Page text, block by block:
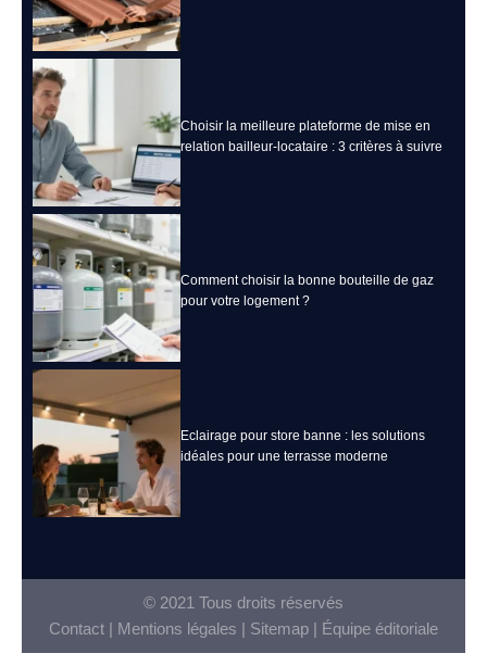
Choisir la meilleure plateforme de mise en
relation bailleur-locataire : 3 critères à suivre
Comment choisir la bonne bouteille de gaz
pour votre logement ?
Eclairage pour store banne : les solutions
idéales pour une terrasse moderne
© 2021 Tous droits réservés
Contact | Mentions légales | Sitemap | Équipe éditoriale